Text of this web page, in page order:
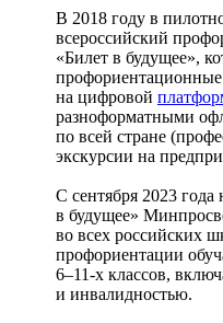
В 2018 году в
всероссийский
«Билет в будущее»,
на цифровой
разноформатными
по всей стране
экскурсии на
С сентября 2023 года
в будущее»
во всех российских
профориентации
6–11-х классов,
и инвалидностью.